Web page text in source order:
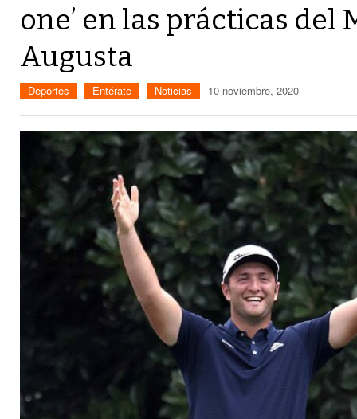
one’ en las prácticas del
Augusta
Deportes Entérate Noticias 10 noviembre, 2020